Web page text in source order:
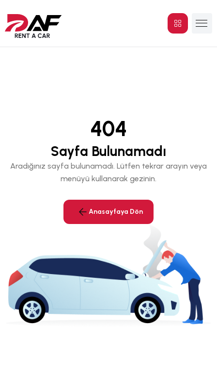
404
Sayfa Bulunamadı
Aradığınız sayfa bulunamadı. Lütfen tekrar arayın veya
menüyü kullanarak gezinin.
Anasayfaya Dön